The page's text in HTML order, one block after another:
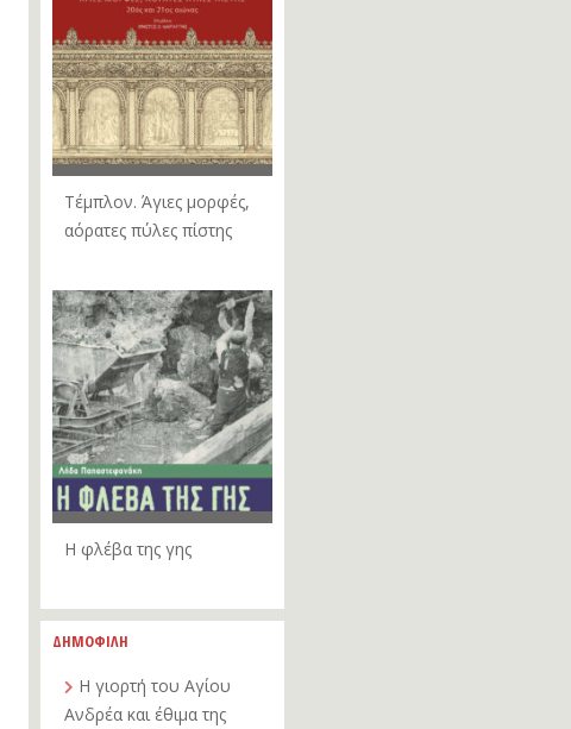
Τέμπλον. Άγιες μορφές,
αόρατες πύλες πίστης
Η φλέβα της γης
ΔΗΜΟΦΙΛΗ
Η γιορτή του Αγίου
Ανδρέα και έθιμα της